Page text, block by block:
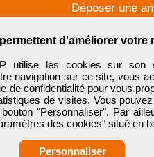
d'améliorer votre
utilise les cookies sur son
navigation sur ce site, vous
de confidentialitépour vous
de visites. Vous
"Personnaliser". Par
des cookies" situé en
Personnaliser
Déposer une